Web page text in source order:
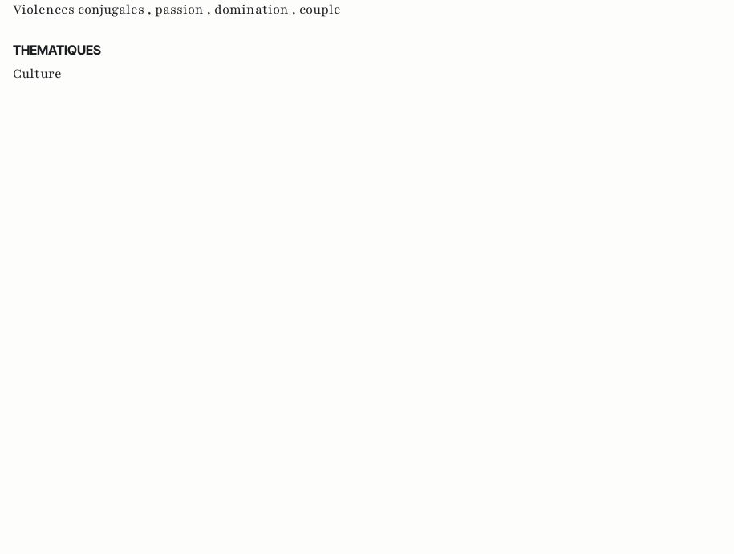
Violences conjugales , passion , domination , couple
THEMATIQUES
Culture